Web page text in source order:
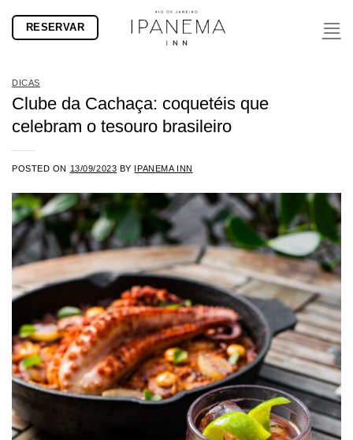
RESERVAR
DICAS
Clube da Cachaça: coquetéis que
celebram o tesouro brasileiro
POSTED ON 13/09/2023 BY IPANEMA INN